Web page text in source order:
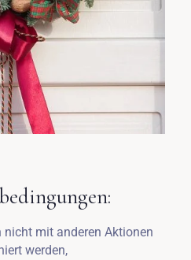
nicht mit anderen Aktionen
werden,